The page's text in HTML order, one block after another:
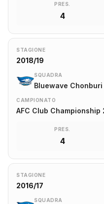
PRES.
4
STAGIONE
2018/19
SQUADRA
Bluewave Chonburi
CAMPIONATO
AFC Club Championship
PRES.
4
STAGIONE
2016/17
SQUADRA